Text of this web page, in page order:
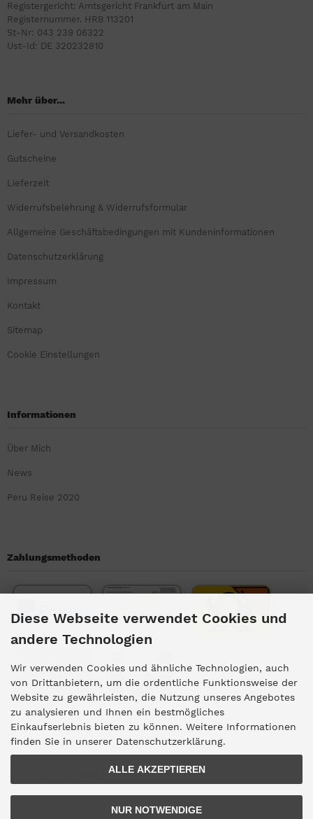
Registergericht: Amtsgericht Frankfurt am Main
Registernummer. HRB 113201
St-Nr: 043 239 06322
Ust-Id: DE 320232810
Mehr über...
Liefer- und Versandkosten
Gutscheine
Lieferzeit
Widerrufsbelehrung & Widerrufsformular
Allgemeine Geschäftsbedingungen mit Kundeninformationen
Datenschutzerklärung
Impressum
Kontakt
Sitemap
Cookie Einstellungen
Informationen
Über Mich
News
Peru Reise 2020
Zahlungsmethoden
Kundengruppe
Diese Webseite verwendet Cookies und
andere Technologien
Wir verwenden Cookies und ähnliche Technologien, auch
von Drittanbietern, um die ordentliche Funktionsweise der
Website zu gewährleisten, die Nutzung unseres Angebotes
zu analysieren und Ihnen ein bestmögliches
Einkaufserlebnis bieten zu können. Weitere Informationen
finden Sie in unserer Datenschutzerklärung.
ALLE AKZEPTIEREN
NUR NOTWENDIGE